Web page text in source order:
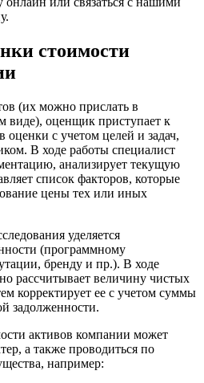
стоимости
(их можно прислать в
виде), оценщик приступает к
с учетом целей и задач,
В ходе работы специалист
анализирует текущую
список факторов, которые
цены тех или иных
уделяется
(программному
бренду и пр.). В ходе
рассчитывает величину чистых
корректирует ее с учетом суммы
задолженности.
активов компании может
а также проводиться по
например: